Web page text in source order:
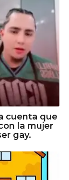
cuenta que
la mujer
gay.